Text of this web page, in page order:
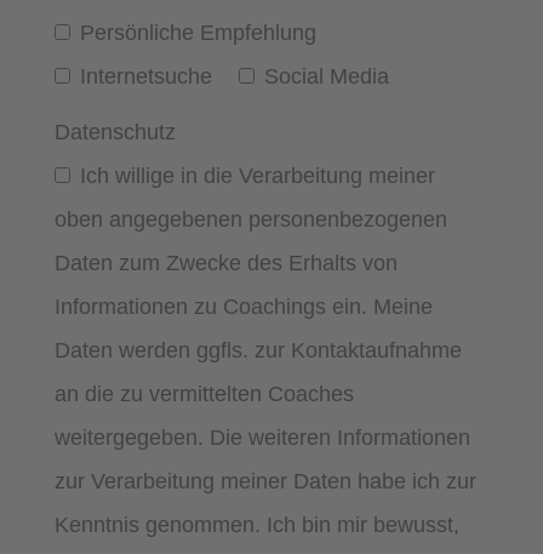
Persönliche Empfehlung
Internetsuche
Social Media
Datenschutz
Ich willige in die Verarbeitung meiner
oben angegebenen personenbezogenen
Daten zum Zwecke des Erhalts von
Informationen zu Coachings ein. Meine
Daten werden ggfls. zur Kontaktaufnahme
an die zu vermittelten Coaches
weitergegeben. Die weiteren Informationen
zur Verarbeitung meiner Daten habe ich zur
Kenntnis genommen. Ich bin mir bewusst,